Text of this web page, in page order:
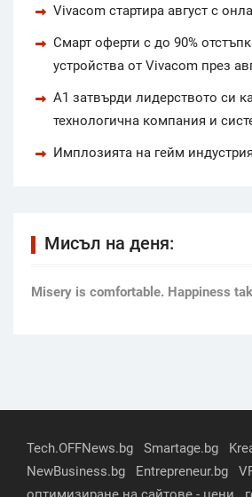
Vivacom стартира август с
Смарт оферти с до 90%
устройства от Vivacom през
А1 затвърди лидерството си
технологична компания и
Имплозията на гейм
Мисъл на деня:
Мisery is comfortable. Happiness
Tech.OFFNews.bg Smartage.bg
NewBusiness.bg
Entrepreneur.bg